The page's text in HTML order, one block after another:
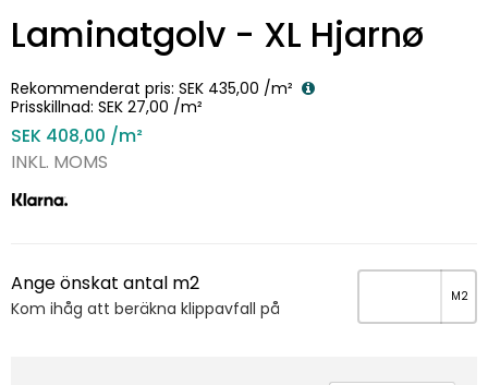
Laminatgolv - XL Hjarnø
Rekommenderat pris: SEK 435,00 /m²
Prisskillnad: SEK 27,00 /m²
SEK 408,00 /m²
INKL. MOMS
Ange önskat antal m2
Kom ihåg att beräkna klippavfall på